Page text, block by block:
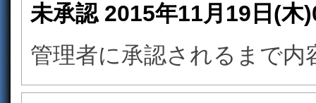
未承認 2015年11月19日(木
管理者に承認されるまで